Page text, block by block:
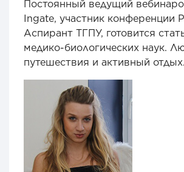
Постоянный ведущий
Ingate, участник конференции
Аспирант ТГПУ, готовится
медико-биологических наук.
путешествия и активный отдых.